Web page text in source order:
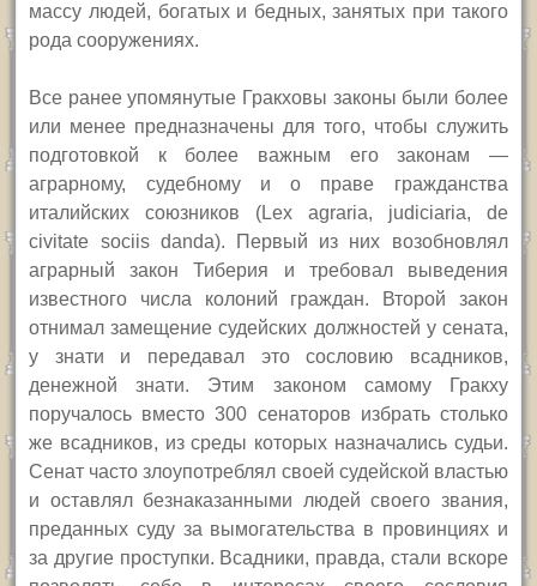
массу людей, богатых и бедных, занятых при такого
рода сооружениях.
Все ранее упомянутые Гракховы законы были более
или менее предназначены для того, чтобы служить
подготовкой к более важным его законам —
аграрному, судебному и о праве гражданства
италийских союзников (Lex agraria, judiciaria, de
civitate sociis danda). Первый из них возобновлял
аграрный закон Тиберия и требовал выведения
известного числа колоний граждан. Второй закон
отнимал замещение судейских должностей у сената,
у знати и передавал это сословию всадников,
денежной знати. Этим законом самому Гракху
поручалось вместо 300 сенаторов избрать столько
же всадников, из среды которых назначались судьи.
Сенат часто злоупотреблял своей судейской властью
и оставлял безнаказанными людей своего звания,
преданных суду за вымогательства в провинциях и
за другие проступки. Всадники, правда, стали вскоре